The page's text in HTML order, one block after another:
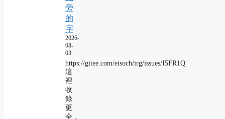
旁
的
字
2026-
08-
03
https://gitee.com/eisoch/irg/issues/I5FR1Q
這
裡
收
錄
更
全，